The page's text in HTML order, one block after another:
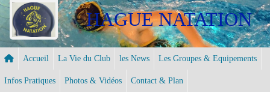
HAGUE NATATION
Accueil La Vie du Club les News Les Groupes & Equipements
Infos Pratiques Photos & Vidéos Contact & Plan
Panneau de gestion des cookies